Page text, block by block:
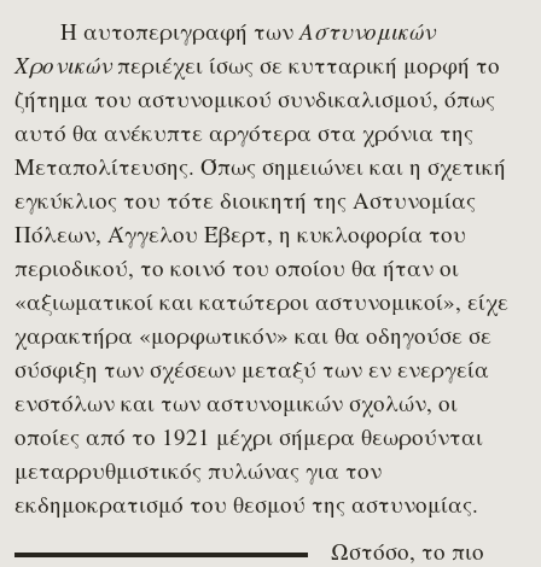
Η αυτοπεριγραφή των Αστυνομικών
Χρονικώνπεριέχει ίσως σε κυτταρική μορφή το
ζήτημα του αστυνομικού συνδικαλισμού, όπως
αυτό θα ανέκυπτε αργότερα στα χρόνια της
Μεταπολίτευσης. Όπως σημειώνει και η σχετική
εγκύκλιος του τότε διοικητή της Αστυνομίας
Πόλεων, Άγγελου Έβερτ, η κυκλοφορία του
περιοδικού, το κοινό του οποίου θα ήταν οι
«αξιωματικοί και κατώτεροι αστυνομικοί», είχε
χαρακτήρα «μορφωτικόν» και θα οδηγούσε σε
σύσφιξη των σχέσεων μεταξύ των εν ενεργεία
ενστόλων και των αστυνομικών σχολών, οι
οποίες από το 1921 μέχρι σήμερα θεωρούνται
μεταρρυθμιστικός πυλώνας για τον
εκδημοκρατισμό του θεσμού της αστυνομίας.
Ωστόσο, το πιο